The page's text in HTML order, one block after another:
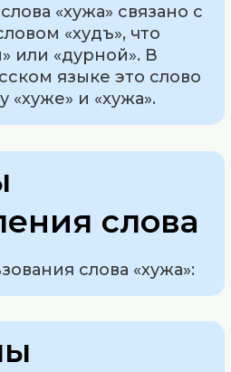
«хужа» связано с
«худъ», что
или «дурной». В
языке это слово
и «хужа».
слова
слова «хужа»: